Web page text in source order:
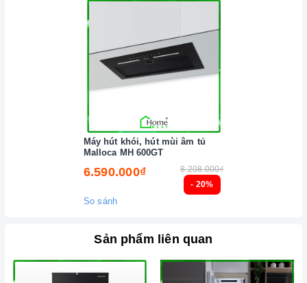
- 20%
Máy hút khói, hút mùi âm tủ
Malloca MH 600GT
6.590.000₫ 8.208.000₫
So sánh
Sản phẩm liên quan